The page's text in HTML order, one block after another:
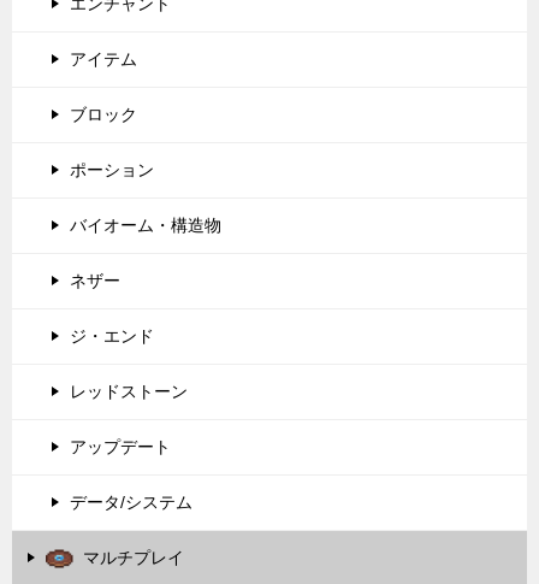
アイテム
ブロック
ポーション
バイオーム・構造物
ネザー
ジ・エンド
レッドストーン
アップデート
データ/システム
マルチプレイ